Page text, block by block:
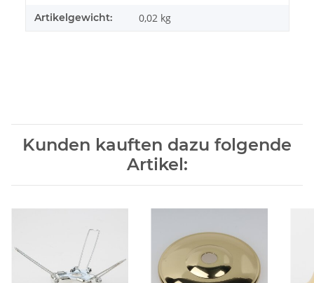
Artikelgewicht: 0,02 kg
Kunden kauften dazu folgende
Artikel: